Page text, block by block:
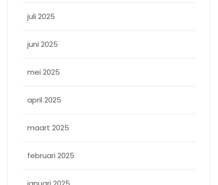
juli 2025
juni 2025
mei 2025
april 2025
maart 2025
februari 2025